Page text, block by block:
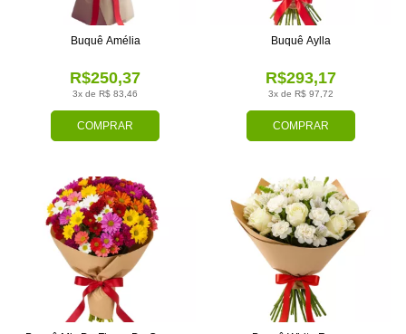
COMPRAR
3x de R$ 83,46
R$250,37
Buquê Amélia
COMPRAR
3x de R$ 97,72
R$293,17
Buquê Aylla